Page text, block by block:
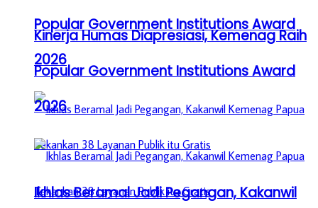
Popular Government Institutions Award
2026
Ikhlas Beramal Jadi Pegangan, Kakanwil
Kinerja Humas Diapresiasi, Kemenag Raih
Popular Government Institutions Award
2026